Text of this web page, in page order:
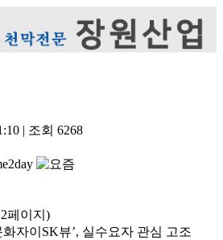
| 조회 6268
페이지)
화자이SK뷰’, 실수요자 관심 고조